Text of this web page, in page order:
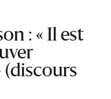
: « Il est
(discours